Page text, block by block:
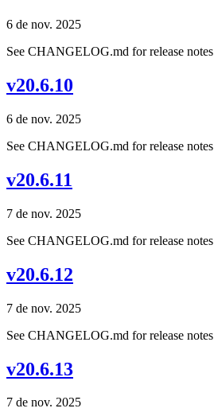
6 de nov. 2025
See CHANGELOG.md for release notes
v20.6.10
6 de nov. 2025
See CHANGELOG.md for release notes
v20.6.11
7 de nov. 2025
See CHANGELOG.md for release notes
v20.6.12
7 de nov. 2025
See CHANGELOG.md for release notes
v20.6.13
7 de nov. 2025